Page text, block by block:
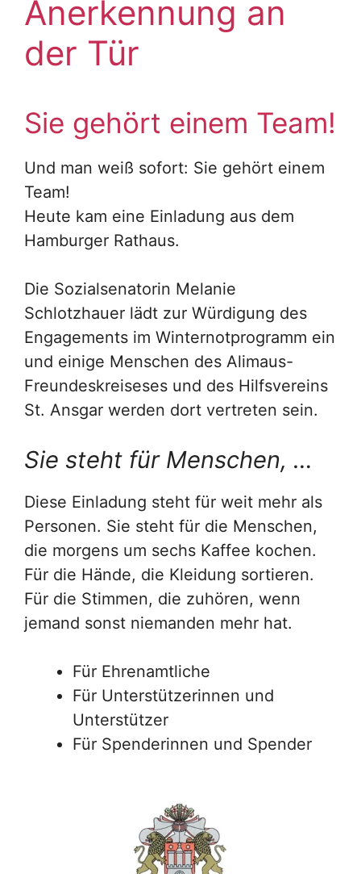
Anerkennung an
der Tür
Sie gehört einem Team!
Und man weiß sofort: Sie gehört einem
Team!
Heute kam eine Einladung aus dem
Hamburger Rathaus.
Die Sozialsenatorin Melanie
Schlotzhauer lädt zur Würdigung des
Engagements im Winternotprogramm ein
und einige Menschen des Alimaus-
Freundeskreiseses und des Hilfsvereins
St. Ansgar werden dort vertreten sein.
Sie steht für Menschen, …
Diese Einladung steht für weit mehr als
Personen. Sie steht für die Menschen,
die morgens um sechs Kaffee kochen.
Für die Hände, die Kleidung sortieren.
Für die Stimmen, die zuhören, wenn
jemand sonst niemanden mehr hat.
Für Ehrenamtliche
Für Unterstützerinnen und
Unterstützer
Für Spenderinnen und Spender